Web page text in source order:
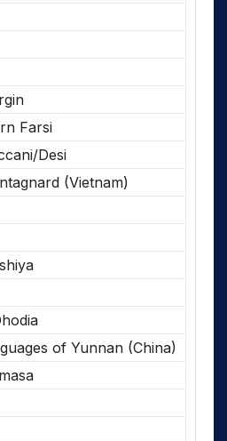
Farsi
Desi
(Vietnam)
of Yunnan (China)